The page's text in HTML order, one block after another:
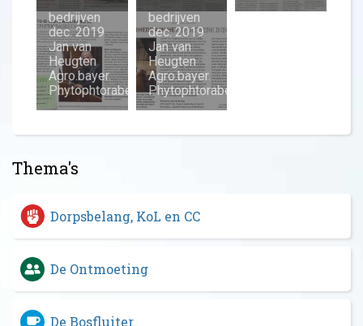
bedrijven
dec. 2019
Jan van
Heugten
Agro.bayer.
Phytophtorabestrijding
bedrijven
dec. 2019
Jan van
Heugten
Agro.bayer.
Phytophtorabestrijding1
Thema's
Dorpsbelang, KoL en CC
De Ontmoeting
De Bosfluiter